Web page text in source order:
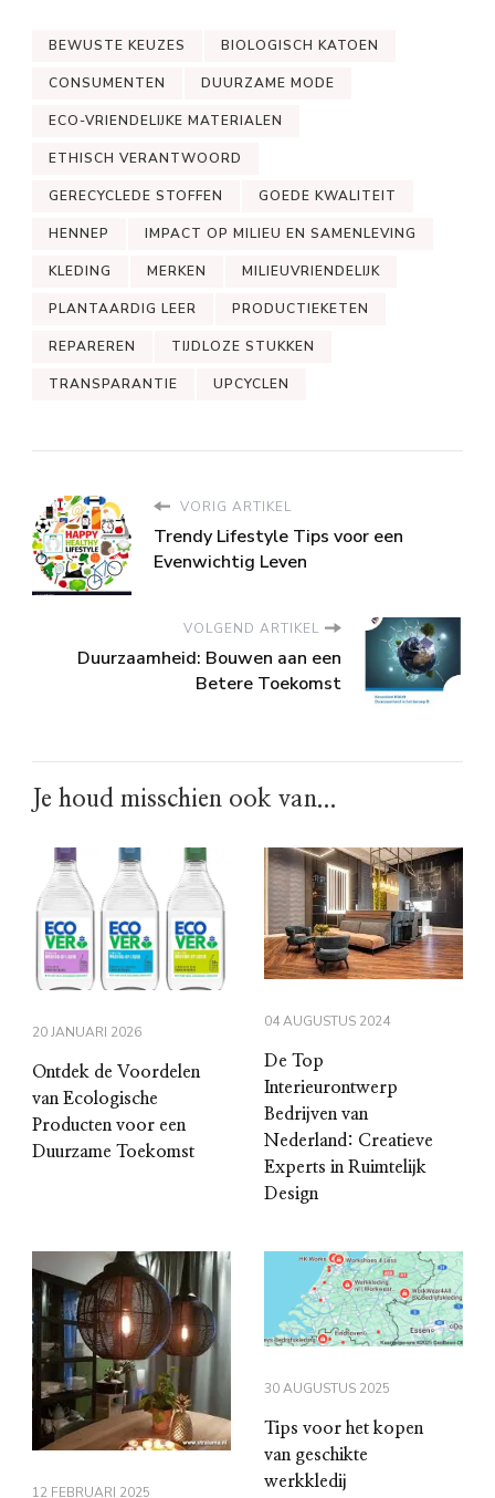
BEWUSTE KEUZES BIOLOGISCH KATOEN
CONSUMENTEN DUURZAME MODE
ECO-VRIENDELIJKE MATERIALEN
ETHISCH VERANTWOORD
GERECYCLEDE STOFFEN GOEDE KWALITEIT
HENNEP IMPACT OP MILIEU EN SAMENLEVING
KLEDING MERKEN MILIEUVRIENDELIJK
PLANTAARDIG LEER PRODUCTIEKETEN
REPAREREN TIJDLOZE STUKKEN
TRANSPARANTIE UPCYCLEN
VORIG ARTIKEL
Trendy Lifestyle Tips voor een
Evenwichtig Leven
VOLGEND ARTIKEL
Duurzaamheid: Bouwen aan een
Betere Toekomst
Je houd misschien ook van...
20 JANUARI 2026
Ontdek de Voordelen
van Ecologische
Producten voor een
Duurzame Toekomst
04 AUGUSTUS 2024
De Top
Interieurontwerp
Bedrijven van
Nederland: Creatieve
Experts in Ruimtelijk
Design
12 FEBRUARI 2025
30 AUGUSTUS 2025
Tips voor het kopen
van geschikte
werkkledij